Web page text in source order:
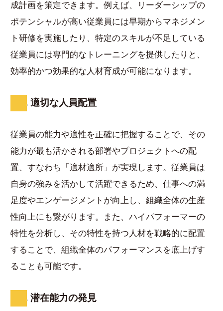
成計画を策定できます。例えば、リーダーシップの
ポテンシャルが高い従業員には早期からマネジメン
ト研修を実施したり、特定のスキルが不足している
従業員には専門的なトレーニングを提供したりと、
効率的かつ効果的な人材育成が可能になります。
4. 適切な人員配置
従業員の能力や適性を正確に把握することで、その
能力が最も活かされる部署やプロジェクトへの配
置、すなわち「適材適所」が実現します。従業員は
自身の強みを活かして活躍できるため、仕事への満
足度やエンゲージメントが向上し、組織全体の生産
性向上にも繋がります。また、ハイパフォーマーの
特性を分析し、その特性を持つ人材を戦略的に配置
することで、組織全体のパフォーマンスを底上げす
ることも可能です。
5. 潜在能力の発見